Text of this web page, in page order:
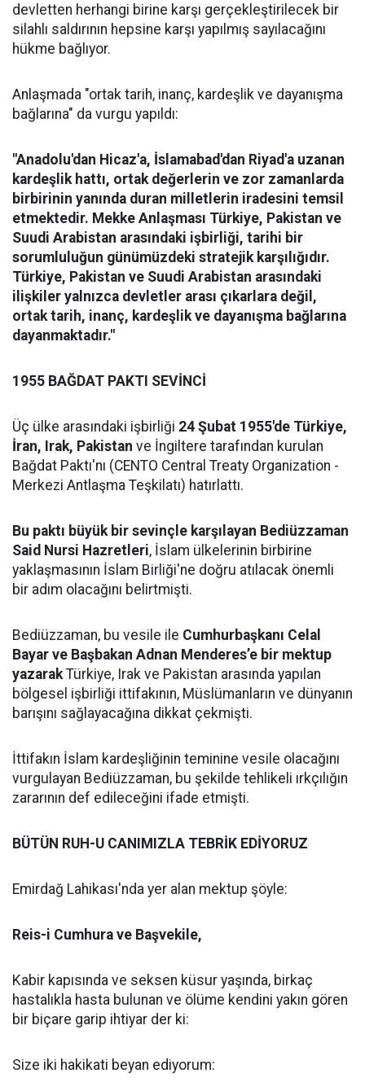
devletten herhangi birine karşı gerçekleştirilecek bir
silahlı saldırının hepsine karşı yapılmış sayılacağını
hükme bağlıyor.
Anlaşmada "ortak tarih, inanç, kardeşlik ve dayanışma
bağlarına" da vurgu yapıldı:
"Anadolu'dan Hicaz'a, İslamabad'dan Riyad'a uzanan
kardeşlik hattı, ortak değerlerin ve zor zamanlarda
birbirinin yanında duran milletlerin iradesini temsil
etmektedir. Mekke Anlaşması Türkiye, Pakistan ve
Suudi Arabistan arasındaki işbirliği, tarihi bir
sorumluluğun günümüzdeki stratejik karşılığıdır.
Türkiye, Pakistan ve Suudi Arabistan arasındaki
ilişkiler yalnızca devletler arası çıkarlara değil,
ortak tarih, inanç, kardeşlik ve dayanışma bağlarına
dayanmaktadır."
1955 BAĞDAT PAKTI SEVİNCİ
Üç ülke arasındaki işbirliği 24 Şubat 1955'de Türkiye,
İran, Irak, Pakistan ve İngiltere tarafından kurulan
Bağdat Paktı'nı (CENTO Central Treaty Organization -
Merkezi Antlaşma Teşkilatı) hatırlattı.
Bu paktı büyük bir sevinçle karşılayan Bediüzzaman
Said Nursi Hazretleri, İslam ülkelerinin birbirine
yaklaşmasının İslam Birliği'ne doğru atılacak önemli
bir adım olacağını belirtmişti.
Bediüzzaman, bu vesile ile Cumhurbaşkanı Celal
Bayar ve Başbakan Adnan Menderes’e bir mektup
yazarakTürkiye, Irak ve Pakistan arasında yapılan
bölgesel işbirliği ittifakının, Müslümanların ve dünyanın
barışını sağlayacağına dikkat çekmişti.
İttifakın İslam kardeşliğinin teminine vesile olacağını
vurgulayan Bediüzzaman, bu şekilde tehlikeli ırkçılığın
zararının def edileceğini ifade etmişti.
BÜTÜN RUH-U CANIMIZLA TEBRİK EDİYORUZ
Emirdağ Lahikası'nda yer alan mektup şöyle:
Reis-i Cumhura ve Başvekile,
Kabir kapısında ve seksen küsur yaşında, birkaç
hastalıkla hasta bulunan ve ölüme kendini yakın gören
bir biçare garip ihtiyar der ki:
Size iki hakikati beyan ediyorum: